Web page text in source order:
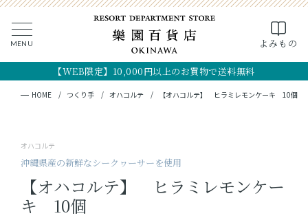
MENU よみもの
【WEB限定】10,000円以上のお買物で送料無料
CLOSE
検索
キーワード検索
MY PAGE CART
全ての商品
フード
クラフト
HOME つくり手 オハコルテ 【オハコルテ】 ヒラミレモンケーキ 10個
オハコルテ
沖縄県産の新鮮なシークヮーサーを使用
【オハコルテ】 ヒラミレモンケー
キ 10個